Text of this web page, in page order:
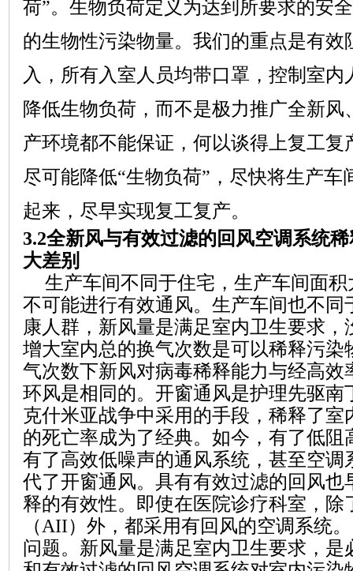
荷”。生物负荷定义为达到所要求的安
的生物性污染物量。我们的重点是有效
入，所有入室人员均带口罩，控制室
降低生物负荷，而不是极力推广全新
产环境都不能保证，何以谈得上复工复
尽可能降低“生物负荷” ，尽快将生产
起来，尽早实现复工复产。
3.2全新风与有效过滤的回风空调系统
大差别
生产车间不同于住宅 ，生产车间面
不可能进行有效通风。生产车间也不同
康人群，新风量是满足室内卫生要求
增大室内总的换气次数是可以稀释污染
气次数下新风对病毒稀释能力与经高效
环风是相同的。开窗通风是护理先驱南
克什米亚战争中采用的手段，稀释了室
的死亡率成为了经典。如今，有了低阻
有了高效低噪声的通风系统，甚至空调
代了开窗通风。具有有效过滤的回风也
释的有效性。即使在医院诊疗科室，除
（AII）外，都采用有回风的空调系统。
问题。新风量是满足室内卫生要求，是